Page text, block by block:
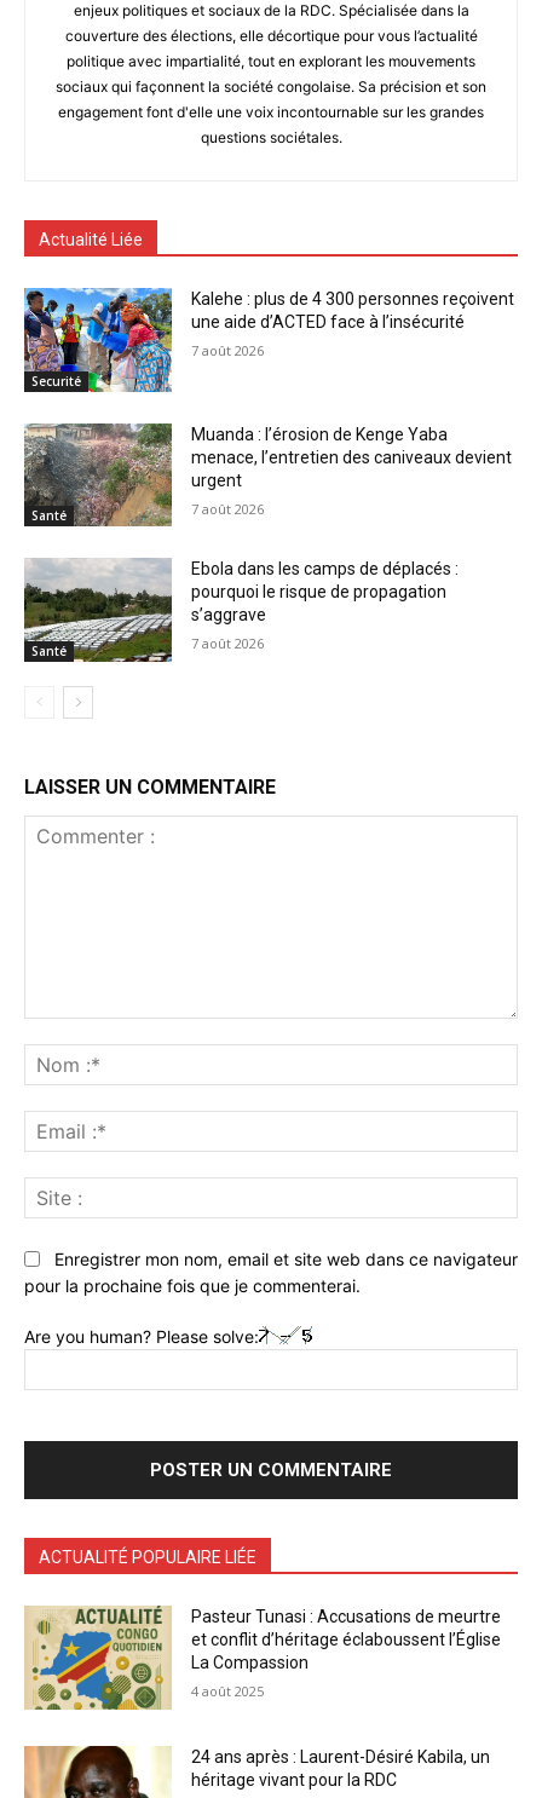
enjeux politiques et sociaux de la RDC. Spécialisée dans la
couverture des élections, elle décortique pour vous l’actualité
politique avec impartialité, tout en explorant les mouvements
sociaux qui façonnent la société congolaise. Sa précision et son
engagement font d'elle une voix incontournable sur les grandes
questions sociétales.
Actualité Liée
Securité
Kalehe : plus de 4 300 personnes reçoivent
une aide d’ACTED face à l’insécurité
7 août 2026
Santé
Muanda : l’érosion de Kenge Yaba
menace, l’entretien des caniveaux devient
urgent
7 août 2026
Santé
Ebola dans les camps de déplacés :
pourquoi le risque de propagation
s’aggrave
7 août 2026
LAISSER UN COMMENTAIRE
:*
:*
:
Enregistrer mon nom, email et site web dans ce navigateur
pour la prochaine fois que je commenterai.
Are you human? Please solve:
ACTUALITÉ POPULAIRE LIÉE
Pasteur Tunasi : Accusations de meurtre
et conflit d’héritage éclaboussent l’Église
La Compassion
4 août 2025
24 ans après : Laurent-Désiré Kabila, un
héritage vivant pour la RDC